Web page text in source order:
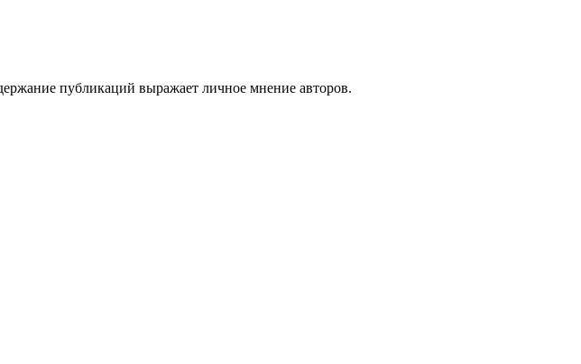
публикаций выражает личное мнение авторов.